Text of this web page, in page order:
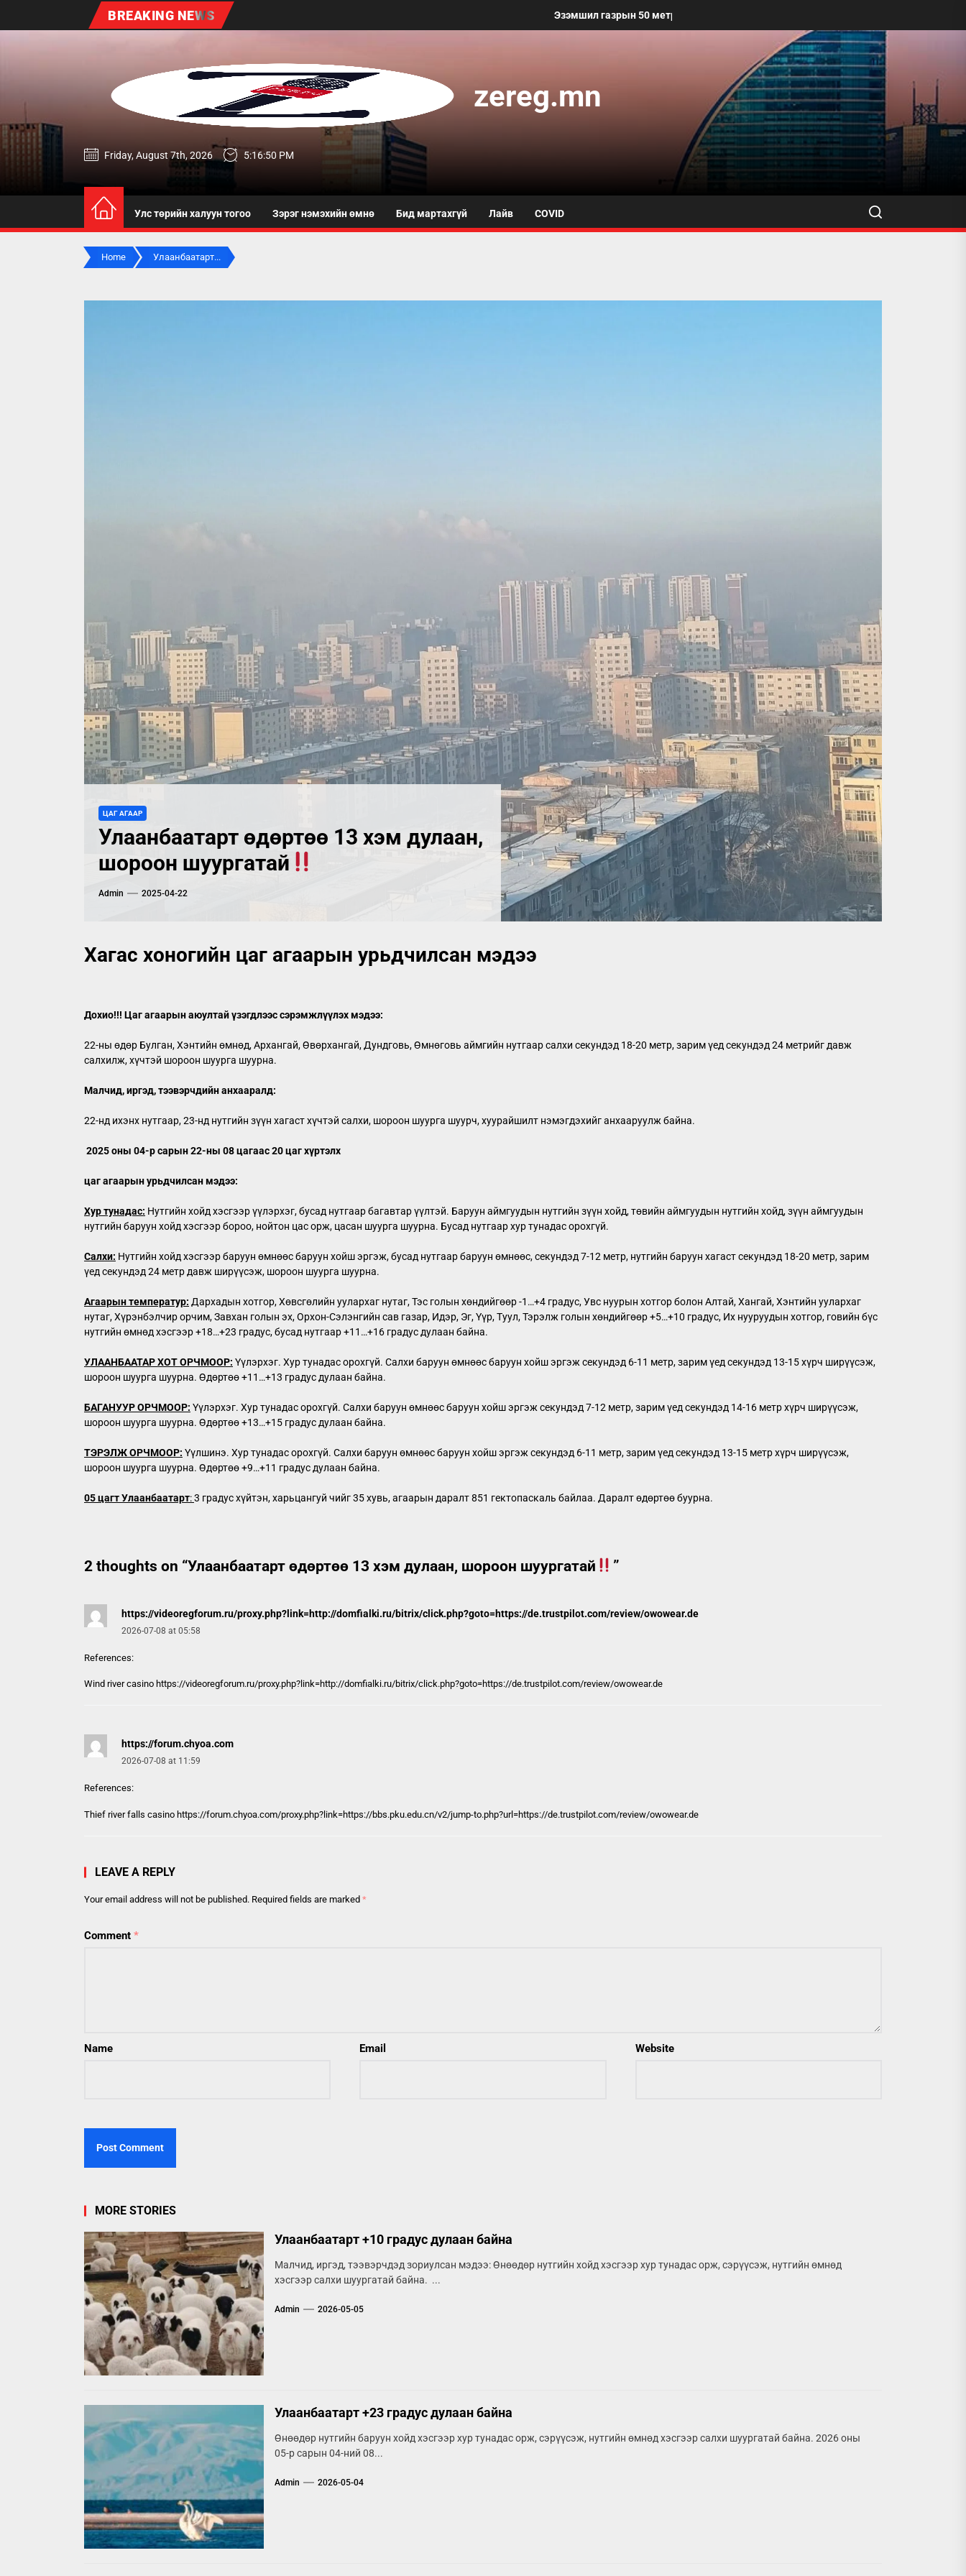
BREAKING NEWS Эзэмшил газрын 50 метр хүртэлх талбайг угааж, өнгө үзэмжийг сайжруулахыг уриалжээ
zereg.mn
zereg.mn
Friday, August 7th, 2026 5:16:51 PM
Улс төрийн халуун тогоо Зэрэг нэмэхийн өмнө Бид мартахгүй Лайв COVID
Home Улаанбаатарт...
ЦАГ АГААР
Улаанбаатарт өдөртөө 13 хэм дулаан,
шороон шуургатай
Admin 2025-04-22
Хагас хоногийн цаг агаарын урьдчилсан мэдээ
Дохио!!! Цаг агаарын аюултай үзэгдлээс сэрэмжлүүлэх мэдээ:
22-ны өдөр Булган, Хэнтийн өмнөд, Архангай, Өвөрхангай, Дундговь, Өмнөговь аймгийн нутгаар салхи секундэд 18-20 метр, зарим үед секундэд 24 метрийг давж
салхилж, хүчтэй шороон шуурга шуурна.
Малчид, иргэд, тээвэрчдийн анхааралд:
22-нд ихэнх нутгаар, 23-нд нутгийн зүүн хагаст хүчтэй салхи, шороон шуурга шуурч, хуурайшилт нэмэгдэхийг анхааруулж байна.
2025 оны 04-р сарын 22-ны 08 цагаас 20 цаг хүртэлх
цаг агаарын урьдчилсан мэдээ:
Хур тунадас: Нутгийн хойд хэсгээр үүлэрхэг, бусад нутгаар багавтар үүлтэй. Баруун аймгуудын нутгийн зүүн хойд, төвийн аймгуудын нутгийн хойд, зүүн аймгуудын
нутгийн баруун хойд хэсгээр бороо, нойтон цас орж, цасан шуурга шуурна. Бусад нутгаар хур тунадас орохгүй.
Салхи: Нутгийн хойд хэсгээр баруун өмнөөс баруун хойш эргэж, бусад нутгаар баруун өмнөөс, секундэд 7-12 метр, нутгийн баруун хагаст секундэд 18-20 метр, зарим
үед секундэд 24 метр давж ширүүсэж, шороон шуурга шуурна.
Агаарын температур: Дархадын хотгор, Хөвсгөлийн уулархаг нутаг, Тэс голын хөндийгөөр -1…+4 градус, Увс нуурын хотгор болон Алтай, Хангай, Хэнтийн уулархаг
нутаг, Хүрэнбэлчир орчим, Завхан голын эх, Орхон-Сэлэнгийн сав газар, Идэр, Эг, Үүр, Туул, Тэрэлж голын хөндийгөөр +5…+10 градус, Их нууруудын хотгор, говийн бүс
нутгийн өмнөд хэсгээр +18…+23 градус, бусад нутгаар +11…+16 градус дулаан байна.
УЛААНБААТАР ХОТ ОРЧМООР: Үүлэрхэг. Хур тунадас орохгүй. Салхи баруун өмнөөс баруун хойш эргэж секундэд 6-11 метр, зарим үед секундэд 13-15 хүрч ширүүсэж,
шороон шуурга шуурна. Өдөртөө +11…+13 градус дулаан байна.
БАГАНУУР ОРЧМООР: Үүлэрхэг. Хур тунадас орохгүй. Салхи баруун өмнөөс баруун хойш эргэж секундэд 7-12 метр, зарим үед секундэд 14-16 метр хүрч ширүүсэж,
шороон шуурга шуурна. Өдөртөө +13…+15 градус дулаан байна.
ТЭРЭЛЖ ОРЧМООР: Үүлшинэ. Хур тунадас орохгүй. Салхи баруун өмнөөс баруун хойш эргэж секундэд 6-11 метр, зарим үед секундэд 13-15 метр хүрч ширүүсэж,
шороон шуурга шуурна. Өдөртөө +9…+11 градус дулаан байна.
05 цагт Улаанбаатарт:3 градус хүйтэн, харьцангуй чийг 35 хувь, агаарын даралт 851 гектопаскаль байлаа. Даралт өдөртөө буурна.
2 thoughts on “Улаанбаатарт өдөртөө 13 хэм дулаан, шороон шуургатай ”
https://videoregforum.ru/proxy.php?link=http://domfialki.ru/bitrix/click.php?goto=https://de.trustpilot.com/review/owowear.de
2026-07-08 at 05:58
References:
Wind river casino https://videoregforum.ru/proxy.php?link=http://domfialki.ru/bitrix/click.php?goto=https://de.trustpilot.com/review/owowear.de
https://forum.chyoa.com
2026-07-08 at 11:59
References:
Thief river falls casino https://forum.chyoa.com/proxy.php?link=https://bbs.pku.edu.cn/v2/jump-to.php?url=https://de.trustpilot.com/review/owowear.de
LEAVE A REPLY
Your email address will not be published. Required fields are marked *
Comment *
Name Email Website
MORE STORIES
Улаанбаатарт +10 градус дулаан байна
Малчид, иргэд, тээвэрчдэд зориулсан мэдээ: Өнөөдөр нутгийн хойд хэсгээр хур тунадас орж, сэрүүсэж, нутгийн өмнөд
хэсгээр салхи шуургатай байна. ...
Admin 2026-05-05
Улаанбаатарт +23 градус дулаан байна
Өнөөдөр нутгийн баруун хойд хэсгээр хур тунадас орж, сэрүүсэж, нутгийн өмнөд хэсгээр салхи шуургатай байна. 2026 оны
05-р сарын 04-ний 08...
Admin 2026-05-04